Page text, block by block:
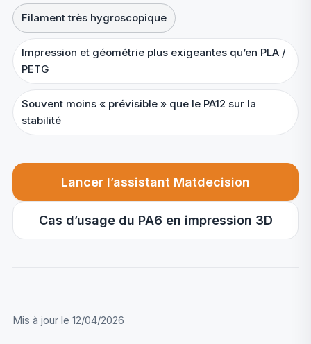
Filament très hygroscopique
Impression et géométrie plus exigeantes qu’en PLA /
PETG
Souvent moins « prévisible » que le PA12 sur la
stabilité
Lancer l’assistant Matdecision
Cas d’usage du PA6 en impression 3D
Mis à jour le 12/04/2026